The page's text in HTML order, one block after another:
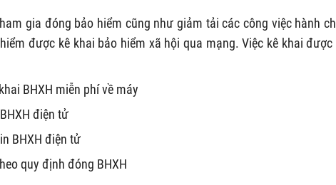
gia đóng bảo hiểm cũng như giảm tải các công việc hành
được kê khai bảo hiểm xã hội qua mạng. Việc kê khai được
BHXH miễn phí về máy
điện tử
BHXH điện tử
quy định đóng BHXH